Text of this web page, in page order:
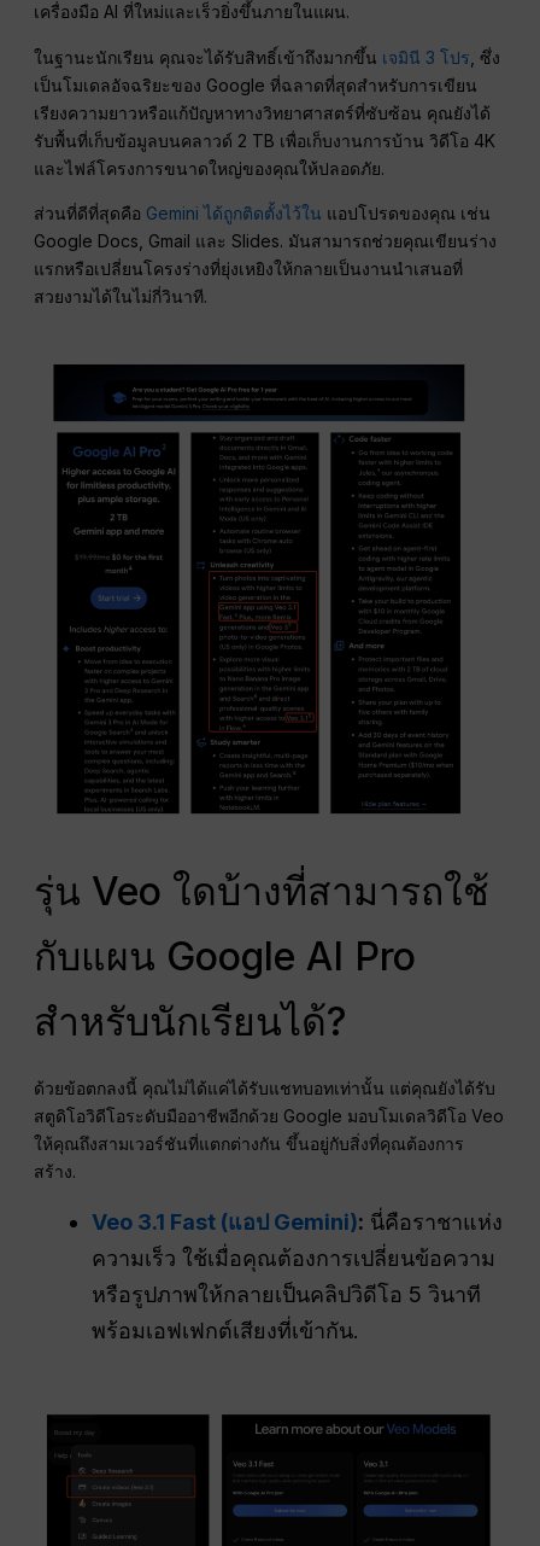
เครื่องมือ AI ที่ใหม่และเร็วยิ่งขึ้นภายในแผน.
ในฐานะนักเรียน คุณจะได้รับสิทธิ์เข้าถึงมากขึ้น เจมินี 3 โปร , ซึ่ง
เป็นโมเดลอัจฉริยะของ Google ที่ฉลาดที่สุดสำหรับการเขียน
เรียงความยาวหรือแก้ปัญหาทางวิทยาศาสตร์ที่ซับซ้อน คุณยังได้
รับพื้นที่เก็บข้อมูลบนคลาวด์ 2 TB เพื่อเก็บงานการบ้าน วิดีโอ 4K
และไฟล์โครงการขนาดใหญ่ของคุณให้ปลอดภัย.
ส่วนที่ดีที่สุดคือ Gemini ได้ถูกติดตั้งไว้ใน แอปโปรดของคุณ เช่น
Google Docs, Gmail และ Slides. มันสามารถช่วยคุณเขียนร่าง
แรกหรือเปลี่ยนโครงร่างที่ยุ่งเหยิงให้กลายเป็นงานนำเสนอที่
สวยงามได้ในไม่กี่วินาที.
รุ่น Veo ใดบ้างที่สามารถใช้
กับแผน Google AI Pro
สำหรับนักเรียนได้?
ด้วยข้อตกลงนี้ คุณไม่ได้แค่ได้รับแชทบอทเท่านั้น แต่คุณยังได้รับ
สตูดิโอวิดีโอระดับมืออาชีพอีกด้วย Google มอบโมเดลวิดีโอ Veo
ให้คุณถึงสามเวอร์ชันที่แตกต่างกัน ขึ้นอยู่กับสิ่งที่คุณต้องการ
สร้าง.
Veo 3.1 Fast (แอป Gemini): นี่คือราชาแห่ง
ความเร็ว ใช้เมื่อคุณต้องการเปลี่ยนข้อความ
หรือรูปภาพให้กลายเป็นคลิปวิดีโอ 5 วินาที
พร้อมเอฟเฟกต์เสียงที่เข้ากัน.